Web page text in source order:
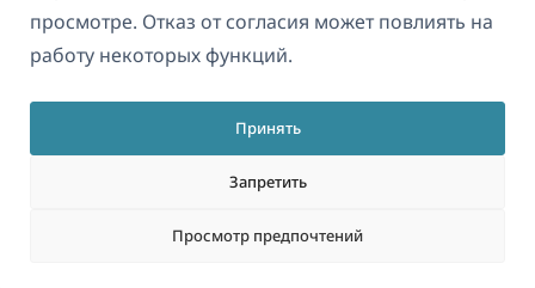
просмотре. Отказ от согласия может повлиять на
работу некоторых функций.
Принять
Запретить
Просмотр предпочтений
в
окне)окне)окне)